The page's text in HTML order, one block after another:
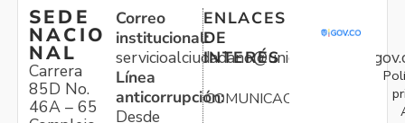
SEDE
NACIO
NAL
Carrera
85D No.
46A – 65
Correo
institucional:
Línea
anticorrupción:
Desde
ENLACES
DE
INTERÉS
COMUNICACIONES